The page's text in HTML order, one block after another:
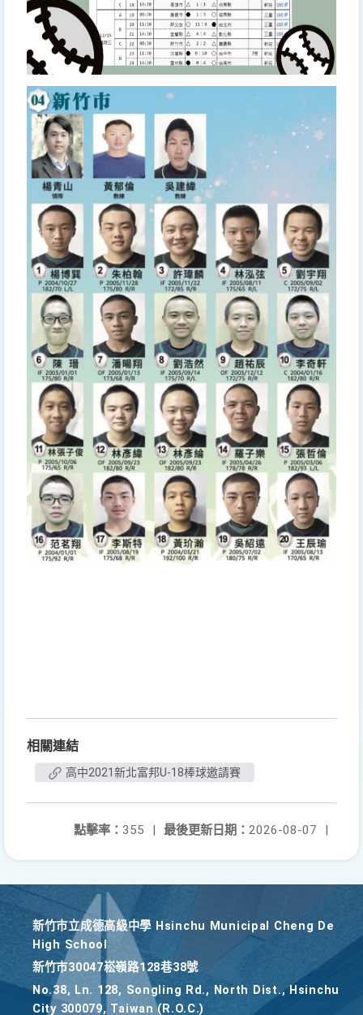
相關連結
高中2021新北富邦U-18棒球邀請賽
最後更新日期： 2026-08-07 |
點擊率： 355 |
新竹巿立成德高級中學 Hsinchu Municipal Cheng De
High School
新竹巿30047崧嶺路128巷38號
No.38, Ln. 128, Songling Rd., North Dist., Hsinchu
City 300079, Taiwan (R.O.C.)